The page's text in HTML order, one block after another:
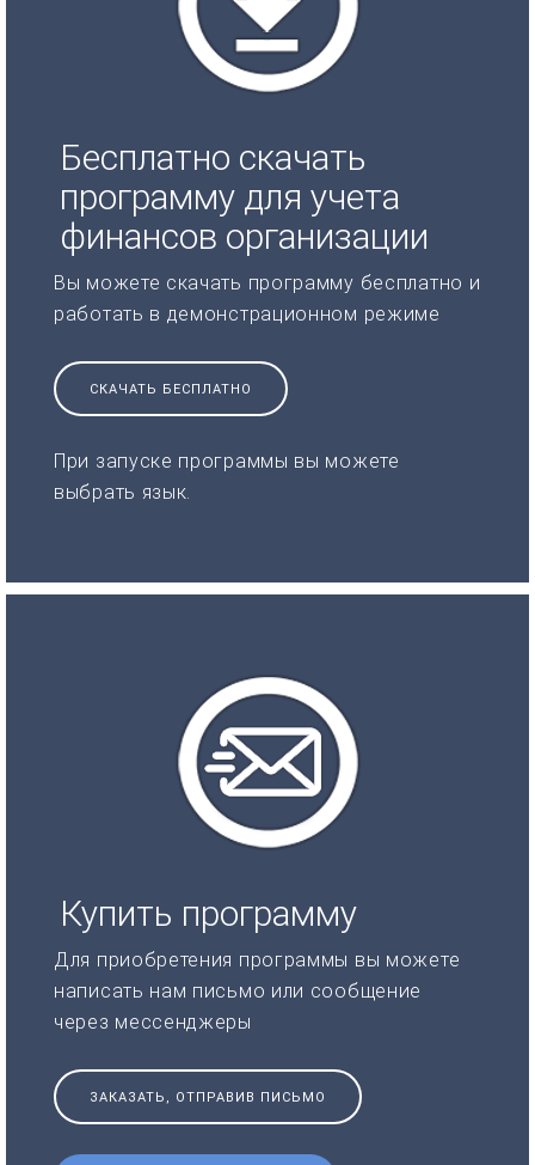
Бесплатно скачать
программу для учета
финансов организации
Вы можете скачать программу бесплатно и
работать в демонстрационном режиме
СКАЧАТЬ БЕСПЛАТНО
При запуске программы вы можете
выбрать язык.
Купить программу
Для приобретения программы вы можете
написать нам письмо или сообщение
через мессенджеры
ЗАКАЗАТЬ, ОТПРАВИВ ПИСЬМО